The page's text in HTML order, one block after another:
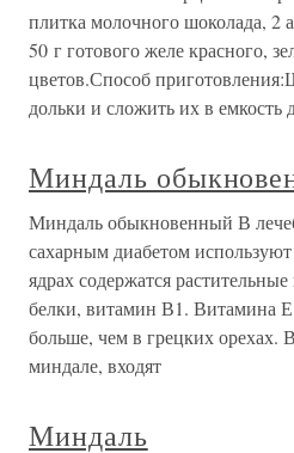
плитка молочного шоколада, 2
50 г готового желе красного,
цветов.Способ
дольки и сложить их в емкость
Миндаль
Миндаль обыкновенный В
сахарным диабетом
ядрах содержатся
белки, витамин В1. Витамина Е
больше, чем в грецких орехах.
миндале, входят
Миндаль